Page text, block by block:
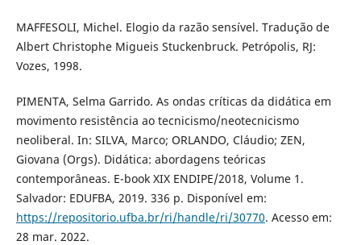
MAFFESOLI, Michel. Elogio da razão sensível. Tradução de
Albert Christophe Migueis Stuckenbruck. Petrópolis, RJ:
Vozes, 1998.
PIMENTA, Selma Garrido. As ondas críticas da didática em
movimento resistência ao tecnicismo/neotecnicismo
neoliberal. In: SILVA, Marco; ORLANDO, Cláudio; ZEN,
Giovana (Orgs). Didática: abordagens teóricas
contemporâneas. E-book XIX ENDIPE/2018, Volume 1.
Salvador: EDUFBA, 2019. 336 p. Disponível em:
https://repositorio.ufba.br/ri/handle/ri/30770. Acesso em:
28 mar. 2022.